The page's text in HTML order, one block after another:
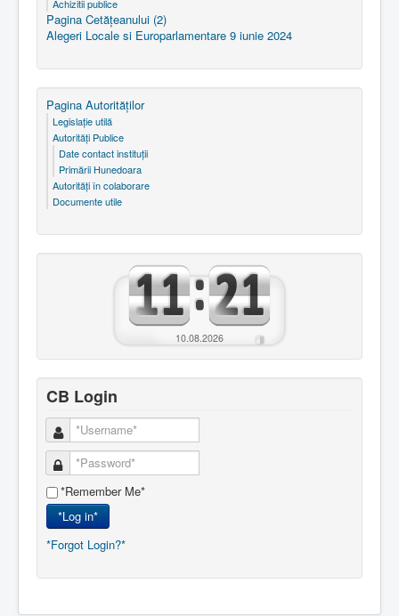
Achizitii publice
Pagina Cetăţeanului (2)
Alegeri Locale si Europarlamentare 9 iunie 2024
Pagina Autorităţilor
Legislaţie utilă
Autorităţi Publice
Date contact instituţii
Primării Hunedoara
Autorităţi în colaborare
Documente utile
10.08.2026
CB Login
*Remember Me*
*Log in*
*Forgot Login?*